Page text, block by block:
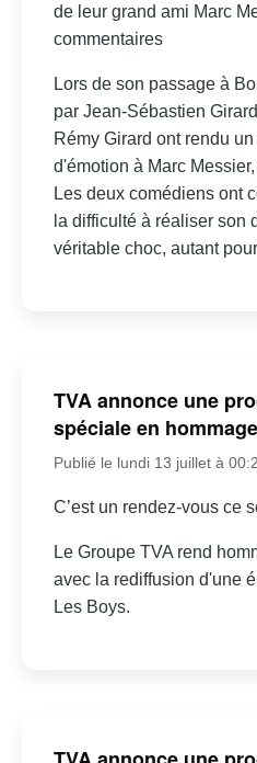
de leur grand ami Marc
commentaires
Lors de son passage à
par Jean-Sébastien
Rémy Girard ont rendu
d'émotion à Marc
Les deux comédiens ont
la difficulté à réaliser son
véritable choc, autant
TVA annonce une
spéciale en
Publié le lundi 13 juillet à
C’est un rendez-vous ce
Le Groupe TVA rend
avec la rediffusion d'une
Les Boys.